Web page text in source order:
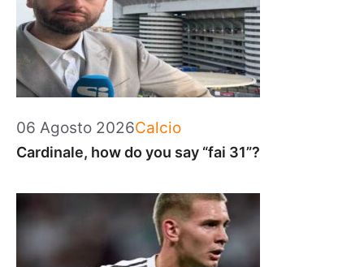
06 Agosto 2026Categorie
Calcio
Cardinale, how do you say “fai 31”?